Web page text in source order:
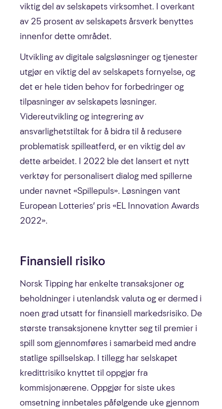
viktig del av selskapets virksomhet. I overkant
av 25 prosent av selskapets årsverk benyttes
innenfor dette området.
Utvikling av digitale salgsløsninger og tjenester
utgjør en viktig del av selskapets fornyelse, og
det er hele tiden behov for forbedringer og
tilpasninger av selskapets løsninger.
Videreutvikling og integrering av
ansvarlighetstiltak for å bidra til å redusere
problematisk spilleatferd, er en viktig del av
dette arbeidet. I 2022 ble det lansert et nytt
verktøy for personalisert dialog med spillerne
under navnet «Spillepuls». Løsningen vant
European Lotteries’ pris «EL Innovation Awards
2022».
Finansiell risiko
Norsk Tipping har enkelte transaksjoner og
beholdninger i utenlandsk valuta og er dermed i
noen grad utsatt for finansiell markedsrisiko. De
største transaksjonene knytter seg til premier i
spill som gjennomføres i samarbeid med andre
statlige spillselskap. I tillegg har selskapet
kredittrisiko knyttet til oppgjør fra
kommisjonærene. Oppgjør for siste ukes
omsetning innbetales påfølgende uke gjennom